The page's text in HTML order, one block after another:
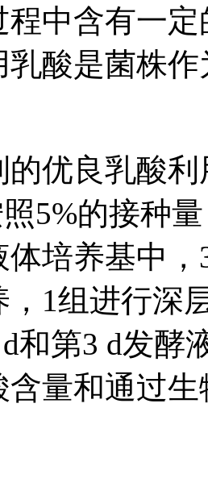
程中含有一
乳酸是菌株
的优良乳酸
5%的接种
体培养基中
1组进行深
和第3 d发酵
含量和通过